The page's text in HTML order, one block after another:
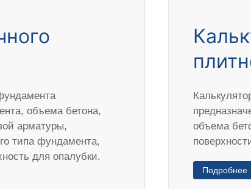
объема бетона,
арматуры,
типа фундамента,
для опалубки.
объема
Подробнее